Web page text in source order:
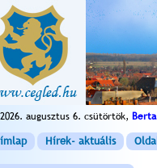
augusztus 6. csütörtök, Berta
Hírek- aktuális